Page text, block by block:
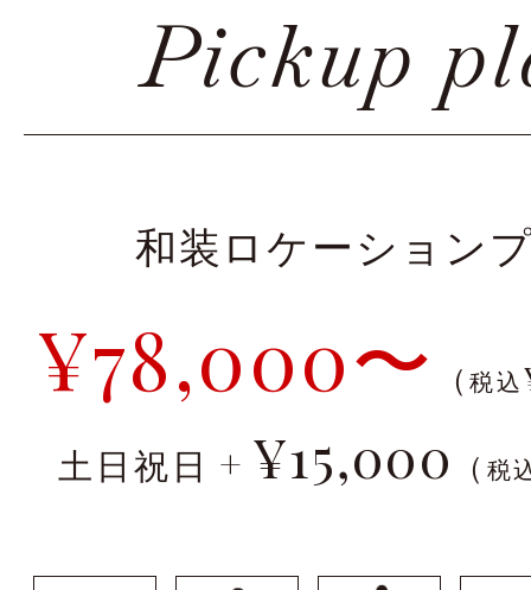
Pickup
和装ロケーション
¥78,000〜 （税込
土日祝日 + ¥15,000 （ 税